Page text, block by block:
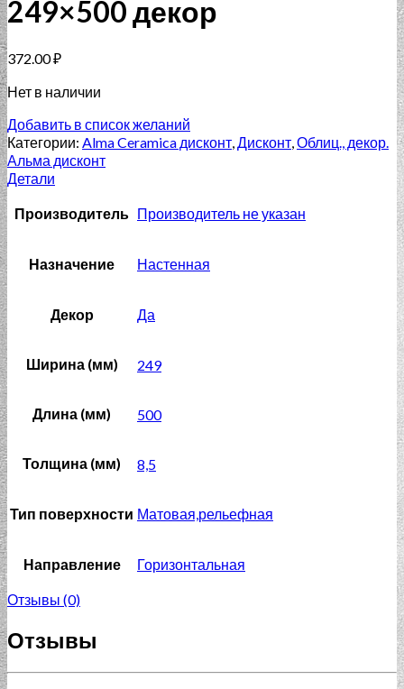
249×500 декор
372.00₽
Нет в наличии
Добавить в список желаний
Категории: Alma Ceramica дисконт,Дисконт,Облиц., декор.
Альма дисконт
Детали
Производитель Производитель не указан
Назначение Настенная
Декор Да
Ширина (мм) 249
Длина (мм) 500
Толщина (мм) 8,5
Тип поверхности Матовая,рельефная
Направление Горизонтальная
Отзывы (0)
Отзывы